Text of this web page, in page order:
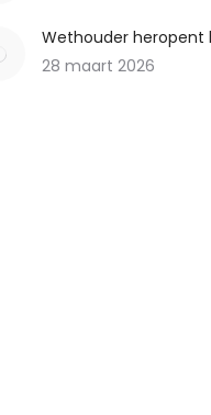
Wethouder heropent
28 maart 2026